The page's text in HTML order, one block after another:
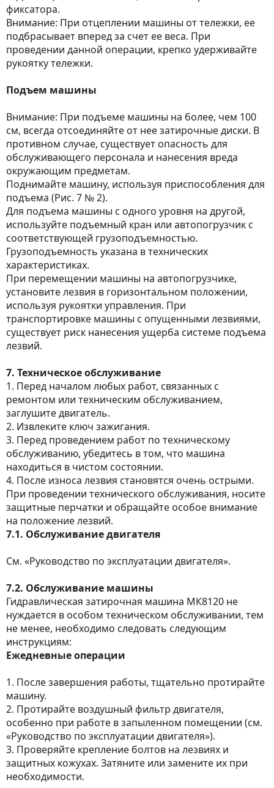
фиксатора.
Внимание: При отцеплении машины от тележки, ее
подбрасывает вперед за счет ее веса. При
проведении данной операции, крепко удерживайте
рукоятку тележки.
Подъем машины
Внимание: При подъеме машины на более, чем 100
см, всегда отсоединяйте от нее затирочные диски. В
противном случае, существует опасность для
обслуживающего персонала и нанесения вреда
окружающим предметам.
Поднимайте машину, используя приспособления для
подъема (Рис. 7 № 2).
Для подъема машины с одного уровня на другой,
используйте подъемный кран или автопогрузчик с
соответствующей грузоподъемностью.
Грузоподъемность указана в технических
характеристиках.
При перемещении машины на автопогрузчике,
установите лезвия в горизонтальном положении,
используя рукоятки управления. При
транспортировке машины с опущенными лезвиями,
существует риск нанесения ущерба системе подъема
лезвий.
7. Техническое обслуживание
1. Перед началом любых работ, связанных с
ремонтом или техническим обслуживанием,
заглушите двигатель.
2. Извлеките ключ зажигания.
3. Перед проведением работ по техническому
обслуживанию, убедитесь в том, что машина
находиться в чистом состоянии.
4. После износа лезвия становятся очень острыми.
При проведении технического обслуживания, носите
защитные перчатки и обращайте особое внимание
на положение лезвий.
7.1. Обслуживание двигателя
См. «Руководство по эксплуатации двигателя».
7.2. Обслуживание машины
Гидравлическая затирочная машина МК8120 не
нуждается в особом техническом обслуживании, тем
не менее, необходимо следовать следующим
инструкциям:
Ежедневные операции
1. После завершения работы, тщательно протирайте
машину.
2. Протирайте воздушный фильтр двигателя,
особенно при работе в запыленном помещении (см.
«Руководство по эксплуатации двигателя»).
3. Проверяйте крепление болтов на лезвиях и
защитных кожухах. Затяните или замените их при
необходимости.